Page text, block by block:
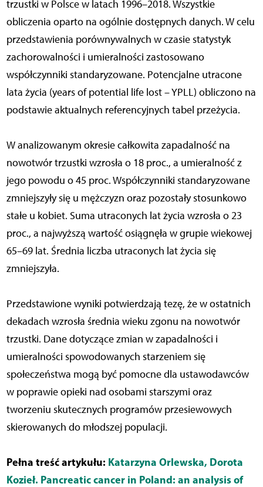
trzustki w Polsce w latach 1996–2018. Wszystkie
obliczenia oparto na ogólnie dostępnych danych. W celu
przedstawienia porównywalnych w czasie statystyk
zachorowalności i umieralności zastosowano
współczynniki standaryzowane. Potencjalne utracone
lata życia (years of potential life lost – YPLL) obliczono na
podstawie aktualnych referencyjnych tabel przeżycia.
W analizowanym okresie całkowita zapadalność na
nowotwór trzustki wzrosła o 18 proc., a umieralność z
jego powodu o 45 proc. Współczynniki standaryzowane
zmniejszyły się u mężczyzn oraz pozostały stosunkowo
stałe u kobiet. Suma utraconych lat życia wzrosła o 23
proc., a najwyższą wartość osiągnęła w grupie wiekowej
65–69 lat. Średnia liczba utraconych lat życia się
zmniejszyła.
Przedstawione wyniki potwierdzają tezę, że w ostatnich
dekadach wzrosła średnia wieku zgonu na nowotwór
trzustki. Dane dotyczące zmian w zapadalności i
umieralności spowodowanych starzeniem się
społeczeństwa mogą być pomocne dla ustawodawców
w poprawie opieki nad osobami starszymi oraz
tworzeniu skutecznych programów przesiewowych
skierowanych do młodszej populacji.
Pełna treść artykułu: Katarzyna Orlewska, Dorota
Kozieł. Pancreatic cancer in Poland: an analysis of